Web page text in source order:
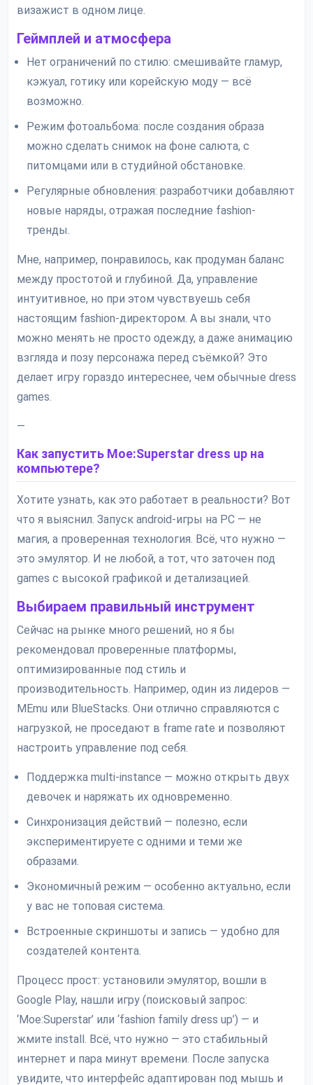
визажист в одном лице.
Геймплей и атмосфера
Нет ограничений по стилю: смешивайте гламур,
кэжуал, готику или корейскую моду — всё
возможно.
Режим фотоальбома: после создания образа
можно сделать снимок на фоне салюта, с
питомцами или в студийной обстановке.
Регулярные обновления: разработчики добавляют
новые наряды, отражая последние fashion-
тренды.
Мне, например, понравилось, как продуман баланс
между простотой и глубиной. Да, управление
интуитивное, но при этом чувствуешь себя
настоящим fashion-директором. А вы знали, что
можно менять не просто одежду, а даже анимацию
взгляда и позу персонажа перед съёмкой? Это
делает игру гораздо интереснее, чем обычные dress
games.
—
Как запустить Moe:Superstar dress up на
компьютере?
Хотите узнать, как это работает в реальности? Вот
что я выяснил. Запуск android-игры на PC — не
магия, а проверенная технология. Всё, что нужно —
это эмулятор. И не любой, а тот, что заточен под
games с высокой графикой и детализацией.
Выбираем правильный инструмент
Сейчас на рынке много решений, но я бы
рекомендовал проверенные платформы,
оптимизированные под стиль и
производительность. Например, один из лидеров —
MEmu или BlueStacks. Они отлично справляются с
нагрузкой, не проседают в frame rate и позволяют
настроить управление под себя.
Поддержка multi-instance — можно открыть двух
девочек и наряжать их одновременно.
Синхронизация действий — полезно, если
экспериментируете с одними и теми же
образами.
Экономичный режим — особенно актуально, если
у вас не топовая система.
Встроенные скриншоты и запись — удобно для
создателей контента.
Процесс прост: установили эмулятор, вошли в
Google Play, нашли игру (поисковый запрос:
‘Moe:Superstar’ или ‘fashion family dress up’) — и
жмите install. Всё, что нужно — это стабильный
интернет и пара минут времени. После запуска
увидите, что интерфейс адаптирован под мышь и